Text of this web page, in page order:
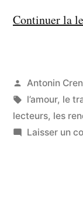
Continuer la
Publié
par
Antonin
Étiquettes :
l’amour, le
lecteurs, les
Laisser un